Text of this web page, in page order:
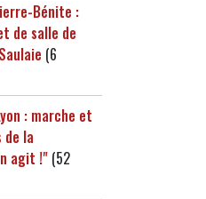
Bénite :
de salle de
(6
: marche et
de la
agit !" (52